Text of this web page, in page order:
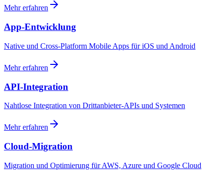
Mehr erfahren
App-Entwicklung
Native und Cross-Platform Mobile Apps für iOS und Android
Mehr erfahren
API-Integration
Nahtlose Integration von Drittanbieter-APIs und Systemen
Mehr erfahren
Cloud-Migration
Migration und Optimierung für AWS, Azure und Google Cloud